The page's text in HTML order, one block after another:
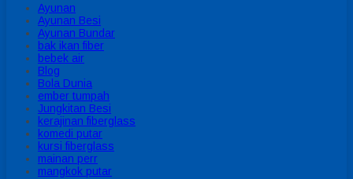
Ayunan
Ayunan Besi
Ayunan Bundar
bak ikan fiber
bebek air
Blog
Bola Dunia
ember tumpah
Jungkitan Besi
kerajinan fiberglass
komedi putar
kursi fiberglass
mainan perr
mangkok putar